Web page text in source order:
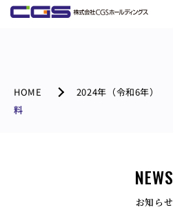
HOME 2024年（令和6年）
料
NEWS
お知らせ